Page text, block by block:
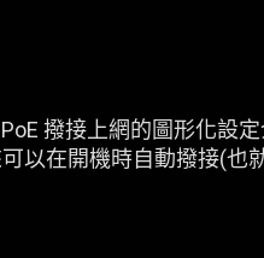
撥接上網的圖形化設
以在開機時自動撥接(也